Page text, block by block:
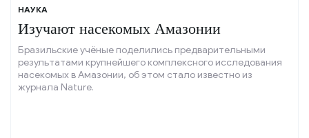
НАУКА
Изучают насекомых Амазонии
Бразильские учёные поделились предварительными
результатами крупнейшего комплексного исследования
насекомых в Амазонии, об этом стало известно из
журнала Nature.